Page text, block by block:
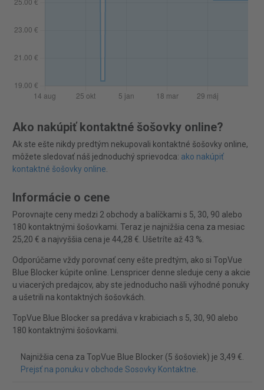
Ako nakúpiť kontaktné šošovky online?
Ak ste ešte nikdy predtým nekupovali kontaktné šošovky online,
môžete sledovať náš jednoduchý sprievodca: ako nakúpiť
kontaktné šošovky online.
Informácie o cene
Porovnajte ceny medzi 2 obchody a balíčkami s 5, 30, 90 alebo
180 kontaktnými šošovkami. Teraz je najnižšia cena za mesiac
25,20 € a najvyššia cena je 44,28 €. Ušetríte až 43 %.
Odporúčame vždy porovnať ceny ešte predtým, ako si TopVue
Blue Blocker kúpite online. Lenspricer denne sleduje ceny a akcie
u viacerých predajcov, aby ste jednoducho našli výhodné ponuky
a ušetrili na kontaktných šošovkách.
TopVue Blue Blocker sa predáva v krabiciach s 5, 30, 90 alebo
180 kontaktnými šošovkami.
Najnižšia cena za TopVue Blue Blocker (5 šošoviek) je 3,49 €.
Prejsť na ponuku v obchode Sosovky Kontaktne.